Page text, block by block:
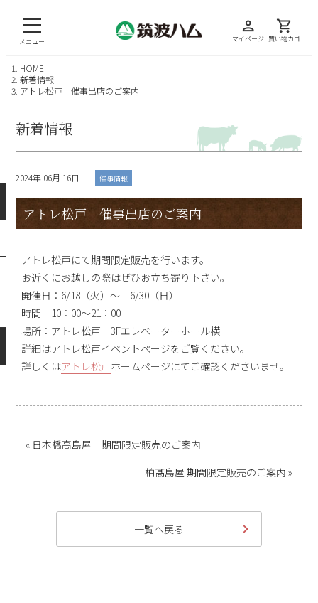
メニュー
person
マイページ
shopping_cart
買い物カゴ
HOME
新着情報
アトレ松戸 催事出店のご案内
新着情報
2024年 06月 16日 催事情報
アトレ松戸 催事出店のご案内
アトレ松戸にて期間限定販売を行います。
お近くにお越しの際はぜひお立ち寄り下さい。
開催日：6/18（火）～ 6/30（日）
時間 10：00～21：00
場所：アトレ松戸 3Fエレベーターホール横
詳細はアトレ松戸イベントページをご覧ください。
詳しくはアトレ松戸ホームページにてご確認くださいませ。
« 日本橋高島屋 期間限定販売のご案内
柏髙島屋 期間限定販売のご案内 »
一覧へ戻る